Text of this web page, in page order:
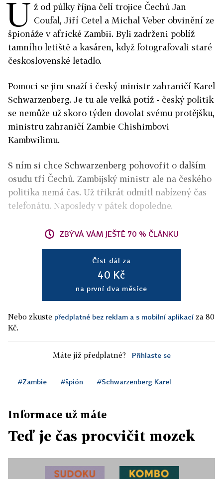
U ž od půlky října čelí trojice Čechů Jan
Coufal, Jiří Cetel a Michal Veber obvinění ze
špionáže v africké Zambii. Byli zadrženi poblíž
tamního letiště a kasáren, když fotografovali staré
československé letadlo.
Pomoci se jim snaží i český ministr zahraničí Karel
Schwarzenberg. Je tu ale velká potíž - český politik
se nemůže už skoro týden dovolat svému protějšku,
ministru zahraničí Zambie Chishimbovi
Kambwilimu.
S ním si chce Schwarzenberg pohovořit o dalším
osudu tří Čechů. Zambijský ministr ale na českého
politika nemá čas. Už třikrát odmítl nabízený čas
telefonátu. Naposledy v pátek dopoledne.
ZBÝVÁ VÁM JEŠTĚ 70 % ČLÁNKU
Číst dál za
40 Kč
na první dva měsíce
Nebo zkuste předplatné bez reklam a s mobilní aplikací za 80
Kč.
Máte již předplatné? Přihlaste se
#Zambie #špión #Schwarzenberg Karel
Informace už máte
Teď je čas procvičit mozek